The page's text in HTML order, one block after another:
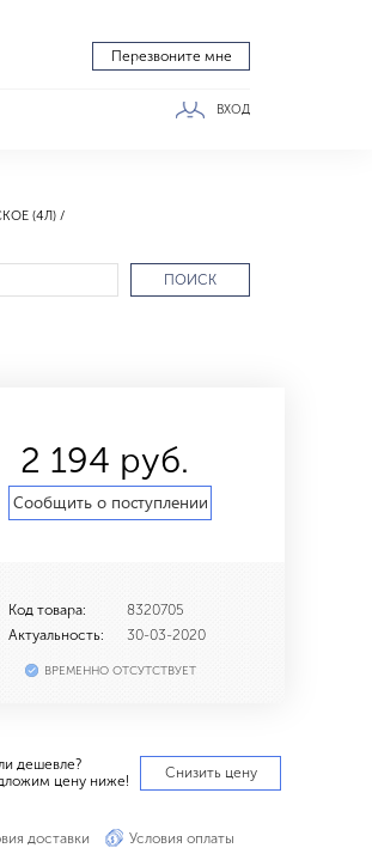
Перезвоните мне
ВХОД
(4Л)
ПОИСК
2 194 руб.
Сообщить о поступлении
Код товара:
8320705
Актуальность:
30-03-2020
ВРЕМЕННО ОТСУТСТВУЕТ
дешевле?
цену ниже!
Снизить цену
доставки Условия оплаты